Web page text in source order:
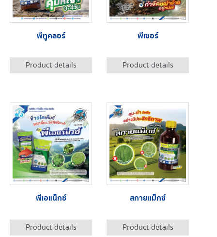
พีทูคลอร์
Product details
พีเซอร์
Product details
พีเอแน็กซ์
Product details
สกายแม็กซ์
Product details